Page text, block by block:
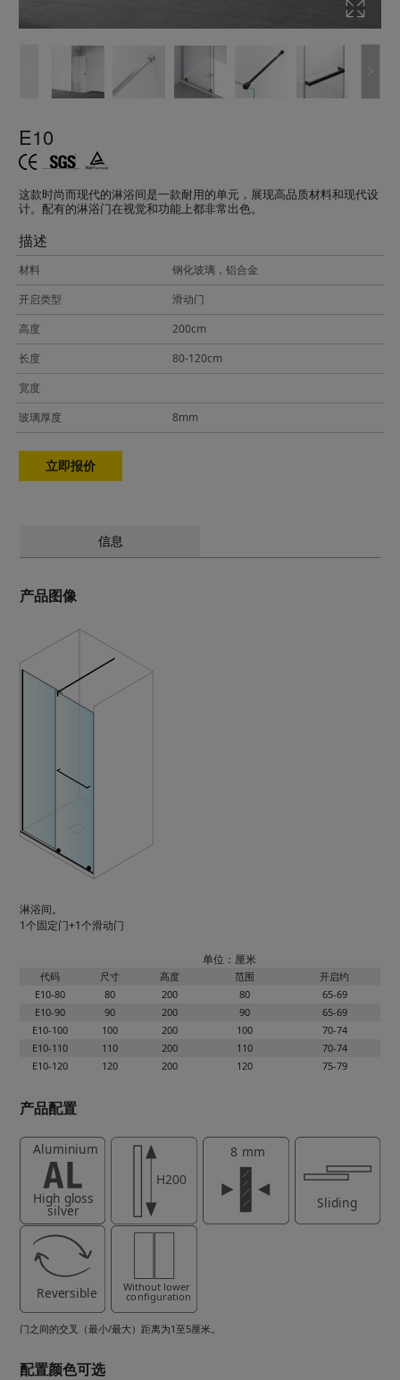
E10
这款时尚而现代的淋浴间是一款耐用的单元，展现高品质材料和现代设
计。配有的淋浴门在视觉和功能上都非常出色。
描述
材料
钢化玻璃，铝合金
开启类型
滑动门
高度
200cm
长度
80-120cm
宽度
玻璃厚度
8mm
立即报价
信息
产品图像
淋浴间。
1个固定门+1个滑动门
单位：厘米
代码 尺寸 高度 范围
开启约
E10-80
80 200 80
65-69
E10-90
90 200 90
65-69
E10-100
100 200 100
70-74
E10-110
110 200 110
70-74
E10-120
120 200 120 75-79
产品配置
门之间的交叉（最小/最大）距离为1至5厘米。
配置颜色可选